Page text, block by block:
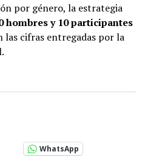
por género, la estrategia
hombres y 10 participantes
las cifras entregadas por la
WhatsApp